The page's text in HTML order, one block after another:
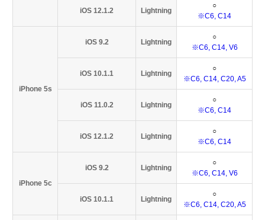
iOS 12.1.2 Lightning
○
※C6, C14
iPhone 5s
iOS 9.2 Lightning
○
※C6, C14, V6
iOS 10.1.1 Lightning
○
※C6, C14, C20, A5
iOS 11.0.2 Lightning
○
※C6, C14
iOS 12.1.2 Lightning
○
※C6, C14
iPhone 5c
iOS 9.2 Lightning
○
※C6, C14, V6
iOS 10.1.1 Lightning
○
※C6, C14, C20, A5